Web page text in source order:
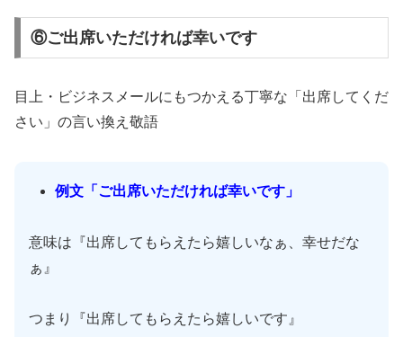
⑥ご出席いただければ幸いです
目上・ビジネスメールにもつかえる丁寧な「出席してくだ
さい」の言い換え敬語
例文「ご出席いただければ幸いです」
意味は『出席してもらえたら嬉しいなぁ、幸せだな
ぁ』
つまり『出席してもらえたら嬉しいです』